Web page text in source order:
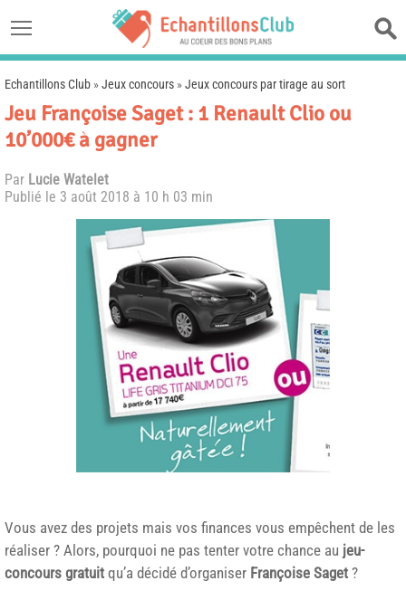
Echantillons Club »Jeux concours »Jeux concours par tirage au sort
Jeu Françoise Saget : 1 Renault Clio ou
10’000€ à gagner
Par Lucie Watelet
Publié le 3 août 2018 à 10 h 03 min
Vous avez des projets mais vos finances vous empêchent de les
réaliser ? Alors, pourquoi ne pas tenter votre chance au jeu-
concours gratuit qu’a décidé d’organiser Françoise Saget ?